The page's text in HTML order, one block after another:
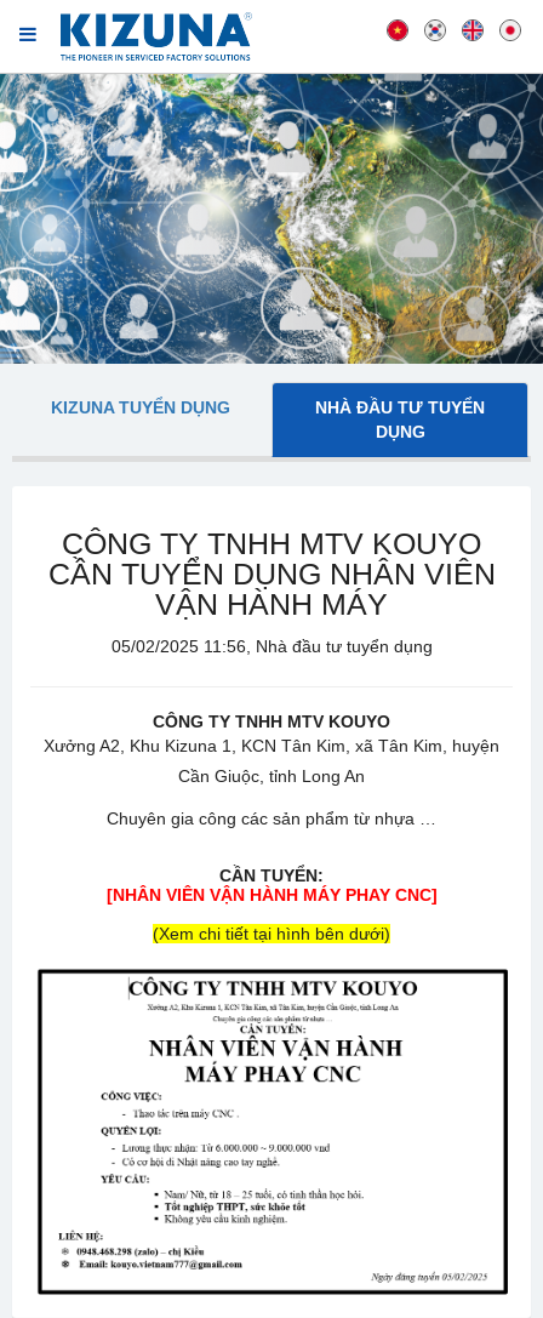
KIZUNA TUYỂN DỤNG
NHÀ ĐẦU TƯ TUYỂN
DỤNG
CÔNG TY TNHH MTV KOUYO
CẦN TUYỂN DỤNG NHÂN VIÊN
VẬN HÀNH MÁY
05/02/2025 11:56, Nhà đầu tư tuyển dụng
CÔNG TY TNHH MTV KOUYO
Xưởng A2, Khu Kizuna 1, KCN Tân Kim, xã Tân Kim, huyện
Cần Giuộc, tỉnh Long An
Chuyên gia công các sản phẩm từ nhựa …
CẦN TUYỂN:
[NHÂN VIÊN VẬN HÀNH MÁY PHAY CNC]
(Xem chi tiết tại hình bên dưới)